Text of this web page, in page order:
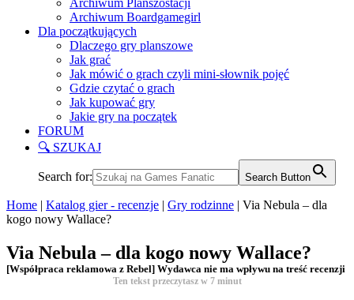
Archiwum Boardgamegirl
Dla początkujących
Dlaczego gry planszowe
Jak grać
Jak mówić o grach czyli mini-słownik pojęć
Gdzie czytać o grach
Jak kupować gry
Jakie gry na początek
FORUM
🔍 SZUKAJ
Search for: Search Button
Home | Katalog gier - recenzje | Gry rodzinne | Via Nebula – dla
kogo nowy Wallace?
Via Nebula – dla kogo nowy Wallace?
[Współpraca reklamowa z Rebel] Wydawca nie ma wpływu na treść recenzji
Ten tekst przeczytasz w 7 minut